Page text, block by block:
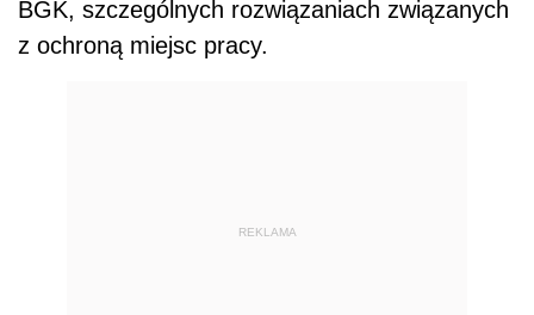
BGK, szczególnych rozwiązaniach związanych
z ochroną miejsc pracy.
REKLAMA